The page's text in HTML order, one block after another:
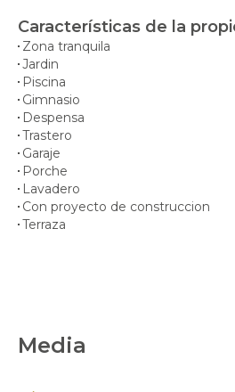
Características de la
Zona tranquila
Jardin
Piscina
Gimnasio
Despensa
Trastero
Garaje
Porche
Lavadero
Con proyecto de construccion
Terraza
Media